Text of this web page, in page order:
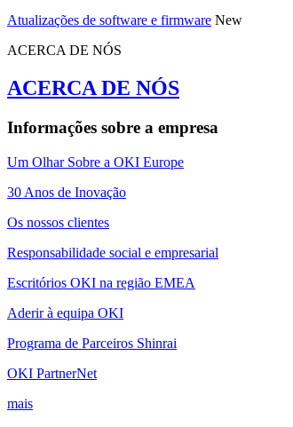
Atualizações de software e firmware New
ACERCA DE NÓS
ACERCA DE NÓS
Informações sobre a empresa
Um Olhar Sobre a OKI Europe
30 Anos de Inovação
Os nossos clientes
Responsabilidade social e empresarial
Escritórios OKI na região EMEA
Aderir à equipa OKI
Programa de Parceiros Shinrai
OKI PartnerNet
mais